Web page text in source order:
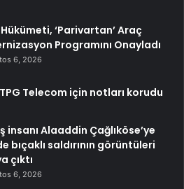
‘Parivartan’ Araç
Programını Onayladı
6, 2026
Telecom için notları korudu
insanı Alaaddin Çağlıköse’ye
bıçaklı saldırının görüntüleri
çıktı
6, 2026